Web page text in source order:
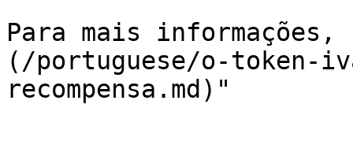
Para mais
(/portuguese/o-token-